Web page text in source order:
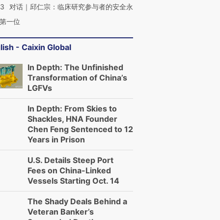
对话｜邱仁宗：临床研究参与者的安全永
一位
- Caixin Global
In Depth: The Unfinished
Transformation of China’s
LGFVs
In Depth: From Skies to
Shackles, HNA Founder
Chen Feng Sentenced to 12
Years in Prison
U.S. Details Steep Port
Fees on China-Linked
Vessels Starting Oct. 14
The Shady Deals Behind a
Veteran Banker’s